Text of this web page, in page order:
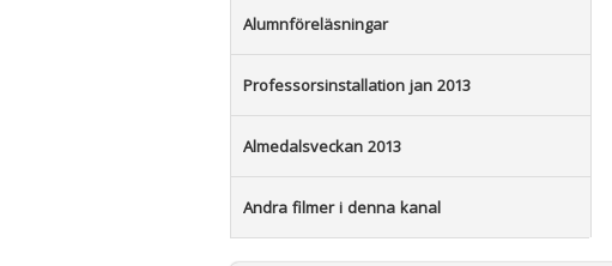
Alumnföreläsningar
Professorsinstallation jan 2013
Almedalsveckan 2013
Andra filmer i denna kanal